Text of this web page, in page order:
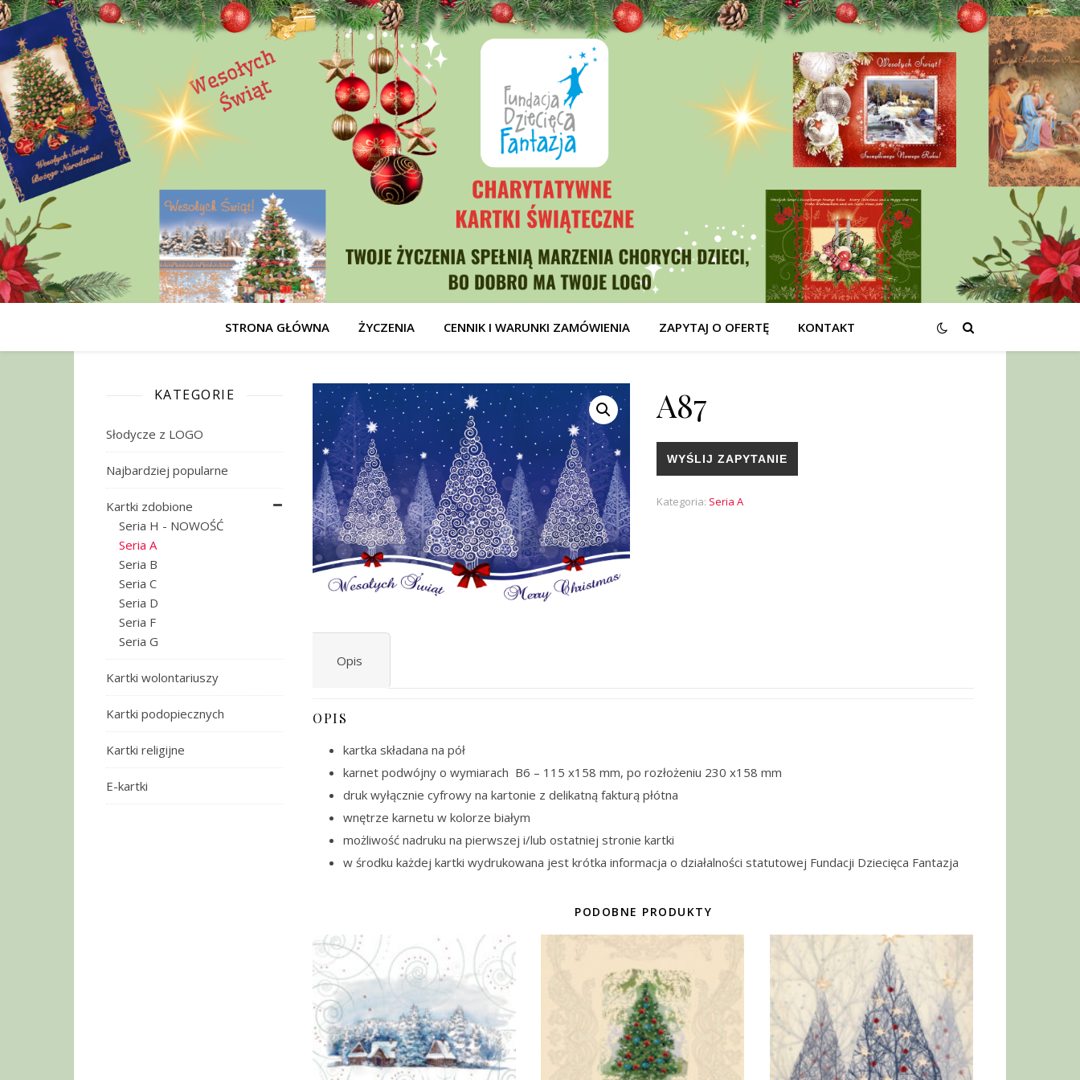
STRONA GŁÓWNA ŻYCZENIA CENNIK I WARUNKI ZAMÓWIENIA ZAPYTAJ O OFERTĘ KONTAKT
KATEGORIE
Słodycze z LOGO
Najbardziej popularne
Kartki zdobione
Seria H - NOWOŚĆ
Seria A
Seria B
Seria C
Seria D
Seria F
Seria G
Kartki wolontariuszy
Kartki podopiecznych
Kartki religijne
E-kartki
A87
WYŚLIJ ZAPYTANIE
Kategoria: Seria A
Opis
OPIS
kartka składana na pół
karnet podwójny o wymiarach B6 – 115 x158 mm, po rozłożeniu 230 x158 mm
druk wyłącznie cyfrowy na kartonie z delikatną fakturą płótna
wnętrze karnetu w kolorze białym
możliwość nadruku na pierwszej i/lub ostatniej stronie kartki
w środku każdej kartki wydrukowana jest krótka informacja o działalności statutowej Fundacji Dziecięca Fantazja
PODOBNE PRODUKTY